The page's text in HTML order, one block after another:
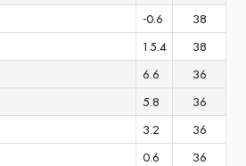
-0.6
38
15.4 38
6.6
36
5.8 36
3.2
36
0.6 36